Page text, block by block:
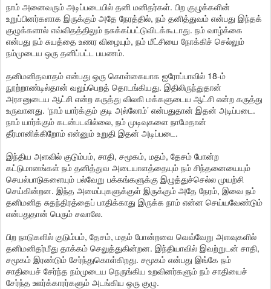
நாம் அனைவரும் அடிப்படையில் தனி மனிதர்கள். பிற குழுக்களின்
உறுப்பினர்களாக இருக்கும் அதே நேரத்தில், நம் தனித்துவம் என்பது இந்தக்
குழுக்களால் எவ்விதத்திலும் நசுக்கப்பட்டுவிடக்கூடாது. நம் வாழ்க்கை
என்பது நம் சுயத்தை உணர விழையும், நம் மீட்சியை நோக்கிச் செல்லும்
நம்முடைய ஒரு தனிப்பட்ட பயணம்.
தனிமனிதவாதம் என்பது ஒரு கொள்கையாக ஐரோப்பாவில் 18-ம்
நூற்றாண்டில்தான் வலுப்பெறத் தொடங்கியது. இதிலிருந்துதான்
அரசனுடைய ஆட்சி என்ற கருத்து விலகி மக்களுடைய ஆட்சி என்ற கருத்து
உருவானது. ‘நாம் யார்க்கும் குடி அல்லோம்’ என்பதுதான் இதன் அடிப்படை.
நாம் யார்க்கும் கடன்படவில்லை, நம் முடிவுகளை நாமேதான்
தீர்மானிக்கிறோம் என்னும் உறுதி இதன் அடிப்படை.
இந்திய அளவில் குடும்பம், சாதி, சமூகம், மதம், தேசம் போன்ற
கட்டுமானங்கள் நம் தனித்துவ அடையாளத்தையும் நம் சிந்தனையையும்
செயல்பாடுகளையும் பல்வேறு பக்கங்களுக்கு இழுத்துச்செல்ல முயற்சி
செய்கின்றன. இந்த அமைப்புகளுக்குள் இருக்கும் அதே நேரம், இவை நம்
தனிமனித சுதந்திரத்தைப் பாதிக்காது இருக்க நாம் என்ன செய்யவேண்டும்
என்பதுதான் பெரும் சவாலே.
பிற நாடுகளில் குடும்பம், தேசம், மதம் போன்றவை வெவ்வேறு அளவுகளில்
தனிமனிதர்மீது தாக்கம் செலுத்துகின்றன. இந்தியாவில் இவற்றுடன் சாதி,
சமூகம் இரண்டும் சேர்ந்துகொள்கிறது. சமூகம் என்பது இங்கே நம்
சாதியைச் சேர்ந்த நம்முடைய நெருங்கிய உறவினர்களும் நம் சாதியைச்
சேர்ந்த ஊர்க்காரர்களும் அடங்கிய ஒரு குழு.